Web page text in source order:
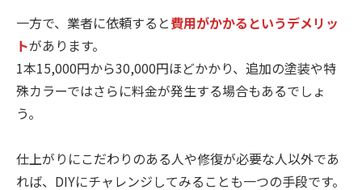
一方で、業者に依頼すると費用がかかるというデメリッ
トがあります。
1本15,000円から30,000円ほどかかり、追加の塗装や特
殊カラーではさらに料金が発生する場合もあるでしょ
う。
仕上がりにこだわりのある人や修復が必要な人以外であ
れば、DIYにチャレンジしてみることも一つの手段です。